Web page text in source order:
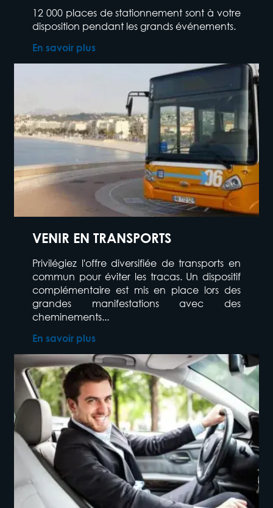
12 000 places de stationnement sont à votre
disposition pendant les grands événements.
En savoir plus
VENIR EN TRANSPORTS
Privilégiez l'offre diversifiée de transports en
commun pour éviter les tracas. Un dispositif
complémentaire est mis en place lors des
grandes manifestations avec des
cheminements...
En savoir plus